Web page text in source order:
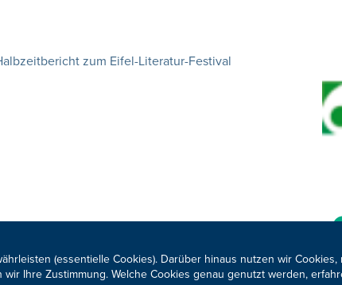
zum Eifel-Literatur-Festival
(essentielle Cookies). Darüber hinaus nutzen wir
Ihre Zustimmung. Welche Cookies genau genutzt werden,